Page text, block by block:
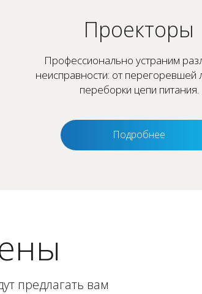
Проекторы
Профессионально устраним
неисправности: от перегоревшей
переборки цепи питания.
Подробнее
предлагать вам